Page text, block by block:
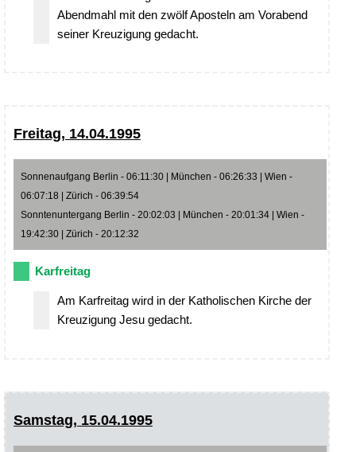
Abendmahl mit den zwölf Aposteln am Vorabend
seiner Kreuzigung gedacht.
Freitag, 14.04.1995
Sonnenaufgang Berlin - 06:11:30 | München - 06:26:33 | Wien -
06:07:18 | Zürich - 06:39:54
Sonntenuntergang Berlin - 20:02:03 | München - 20:01:34 | Wien -
19:42:30 | Zürich - 20:12:32
Karfreitag
Am Karfreitag wird in der Katholischen Kirche der
Kreuzigung Jesu gedacht.
Samstag, 15.04.1995